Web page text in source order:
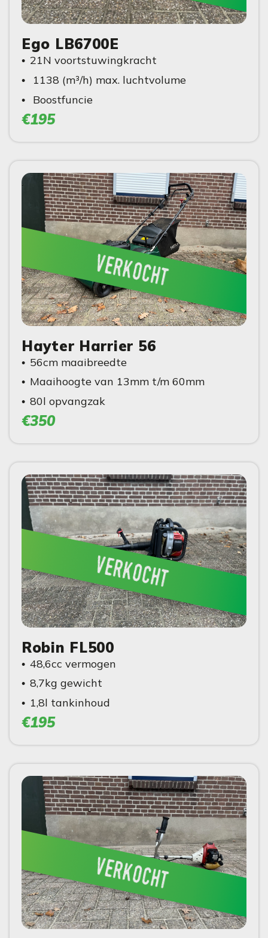
Ego LB6700E
21N voortstuwingkracht
1138 (m³/h) max. luchtvolume
Boostfuncie
€195
verkocht
Hayter Harrier 56
56cm maaibreedte
Maaihoogte van 13mm t/m 60mm
80l opvangzak
€350
verkocht
Robin FL500
48,6cc vermogen
8,7kg gewicht
1,8l tankinhoud
€195
verkocht